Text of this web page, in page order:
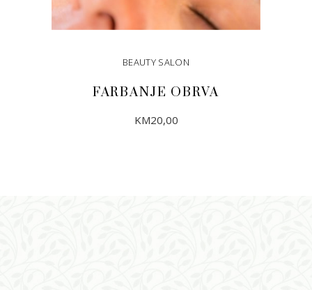
BEAUTY SALON
FARBANJE OBRVA
KM20,00